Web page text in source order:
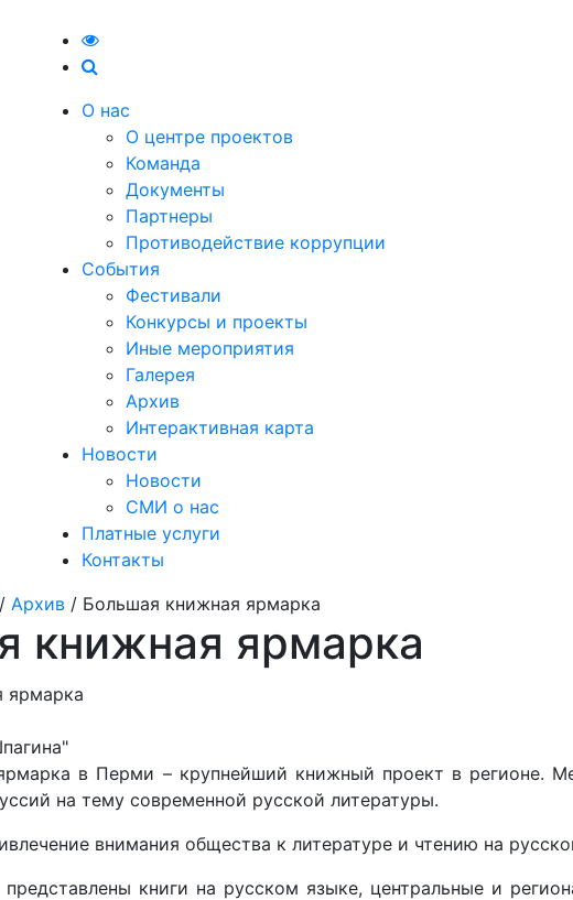
О нас
О центре проектов
Команда
Документы
Партнеры
Противодействие коррупции
События
Фестивали
Конкурсы и проекты
Иные мероприятия
Галерея
Архив
Интерактивная карта
Новости
Новости
СМИ о нас
Платные услуги
Контакты
/ Архив / Большая книжная ярмарка
книжная ярмарка
в Перми – крупнейший книжный проект в регионе.
на тему современной русской литературы.
внимания общества к литературе и чтению на
книги на русском языке, центральные и